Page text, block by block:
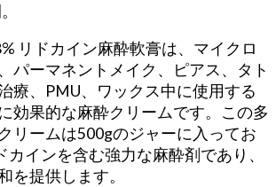
リドカイン麻酔軟膏は、マイクロ
パーマネントメイク、ピアス、タト
療、PMU、ワックス中に使用する
効果的な麻酔クリームです。この多
リームは500gのジャーに入ってお
カインを含む強力な麻酔剤であり、
を提供します。